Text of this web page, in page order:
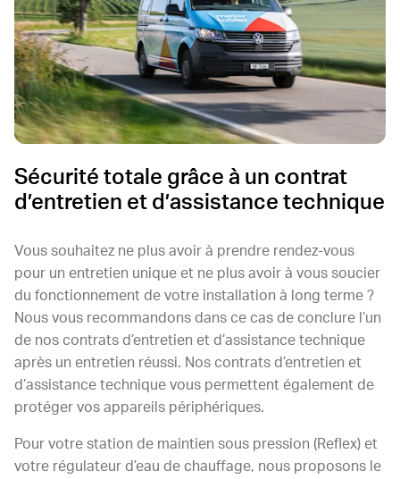
Sécurité totale grâce à un contrat
d’entretien et d’assistance technique
Vous souhaitez ne plus avoir à prendre rendez-vous
pour un entretien unique et ne plus avoir à vous soucier
du fonctionnement de votre installation à long terme ?
Nous vous recommandons dans ce cas de conclure l’un
de nos contrats d’entretien et d’assistance technique
après un entretien réussi. Nos contrats d’entretien et
d’assistance technique vous permettent également de
protéger vos appareils périphériques.
Pour votre station de maintien sous pression (Reflex) et
votre régulateur d’eau de chauffage, nous proposons le